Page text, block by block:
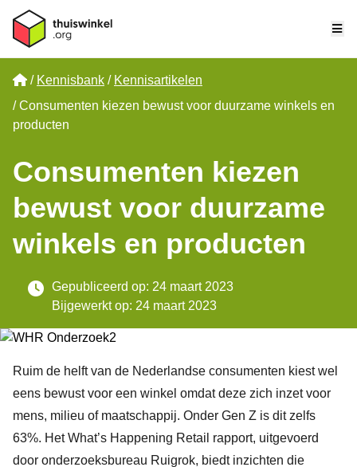
Home
Kennisbank
Kennisartikelen
Consumenten kiezen bewust voor duurzame winkels en
producten
Consumenten kiezen
bewust voor duurzame
winkels en producten
Gepubliceerd op: 24 maart 2023
Bijgewerkt op: 24 maart 2023
Ruim de helft van de Nederlandse consumenten kiest wel
eens bewust voor een winkel omdat deze zich inzet voor
mens, milieu of maatschappij. Onder Gen Z is dit zelfs
63%. Het What’s Happening Retail rapport, uitgevoerd
door onderzoeksbureau Ruigrok, biedt inzichten die